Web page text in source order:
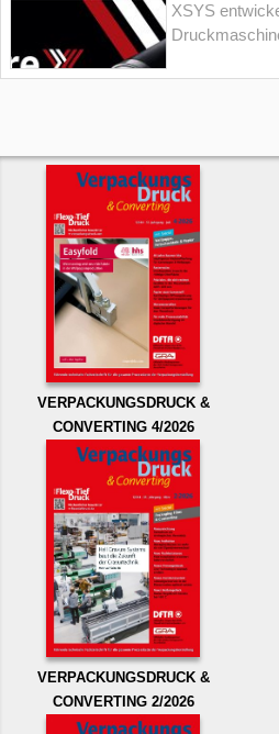
XSYS
VERPACKUNGSDRUCK &
CONVERTING 4/2026
VERPACKUNGSDRUCK &
CONVERTING 2/2026